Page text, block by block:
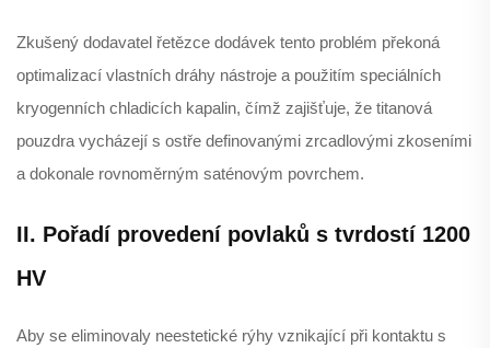
Zkušený dodavatel řetězce dodávek tento problém překoná
optimalizací vlastních dráhy nástroje a použitím speciálních
kryogenních chladicích kapalin, čímž zajišťuje, že titanová
pouzdra vycházejí s ostře definovanými zrcadlovými zkoseními
a dokonale rovnoměrným saténovým povrchem.
II. Pořadí provedení povlaků s tvrdostí 1200
HV
Aby se eliminovaly neestetické rýhy vznikající při kontaktu s